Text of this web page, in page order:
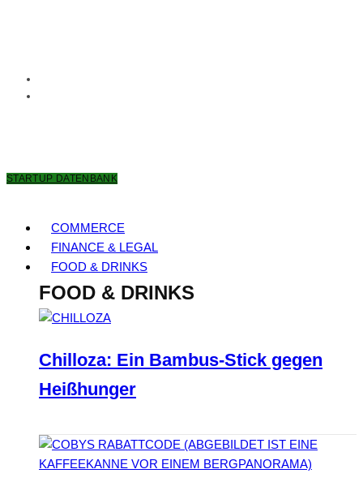
STARTUP DATENBANK
COMMERCE
FINANCE & LEGAL
FOOD & DRINKS
FOOD & DRINKS
Chilloza: Ein Bambus-Stick gegen
Heißhunger